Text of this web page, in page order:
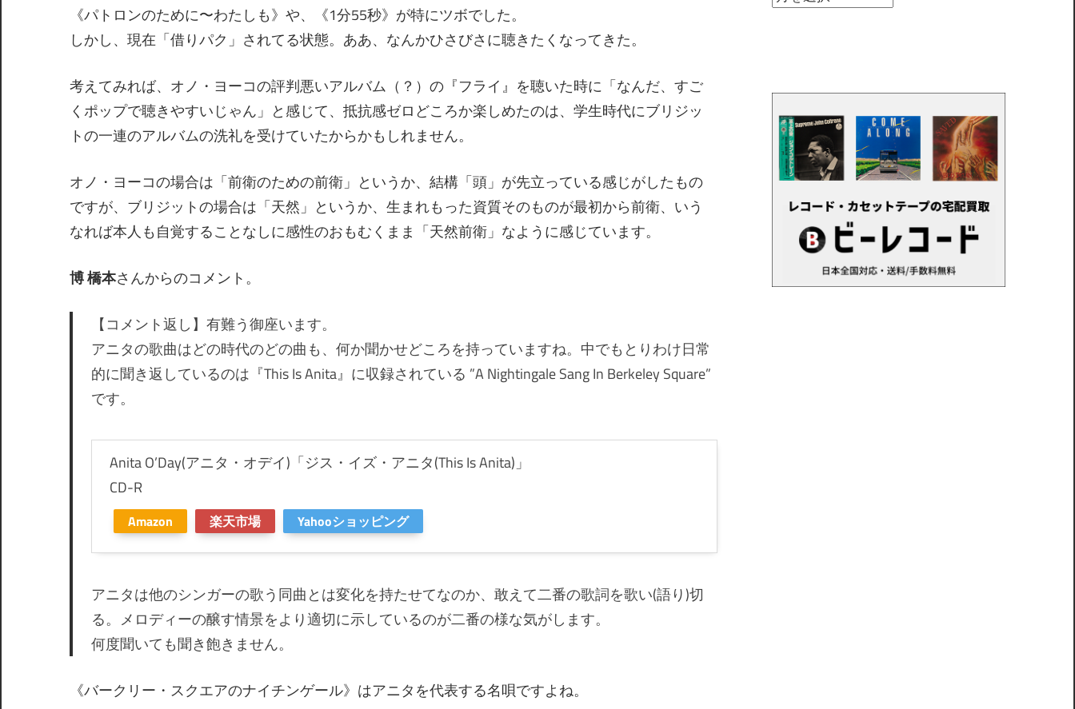
《パトロンのために〜わたしも》や、《1分55秒》が特にツボでした。
しかし、現在「借りパク」されてる状態。ああ、なんかひさびさに聴きたくなってきた。
考えてみれば、オノ・ヨーコの評判悪いアルバム（？）の『フライ』を聴いた時に「なんだ、すご
くポップで聴きやすいじゃん」と感じて、抵抗感ゼロどころか楽しめたのは、学生時代にブリジッ
トの一連のアルバムの洗礼を受けていたからかもしれません。
オノ・ヨーコの場合は「前衛のための前衛」というか、結構「頭」が先立っている感じがしたもの
ですが、ブリジットの場合は「天然」というか、生まれもった資質そのものが最初から前衛、いう
なれば本人も自覚することなしに感性のおもむくまま「天然前衛」なように感じています。
博 橋本さんからのコメント。
【コメント返し】有難う御座います。
アニタの歌曲はどの時代のどの曲も、何か聞かせどころを持っていますね。中でもとりわけ日常
的に聞き返しているのは『This Is Anita』に収録されている ”A Nightingale Sang In Berkeley Square”
です。
Anita O’Day(アニタ・オデイ)「ジス・イズ・アニタ(This Is Anita)」
CD-R
Amazon 楽天市場 Yahooショッピング
アニタは他のシンガーの歌う同曲とは変化を持たせてなのか、敢えて二番の歌詞を歌い(語り)切
る。メロディーの醸す情景をより適切に示しているのが二番の様な気がします。
何度聞いても聞き飽きません。
《バークリー・スクエアのナイチンゲール》はアニタを代表する名唄ですよね。